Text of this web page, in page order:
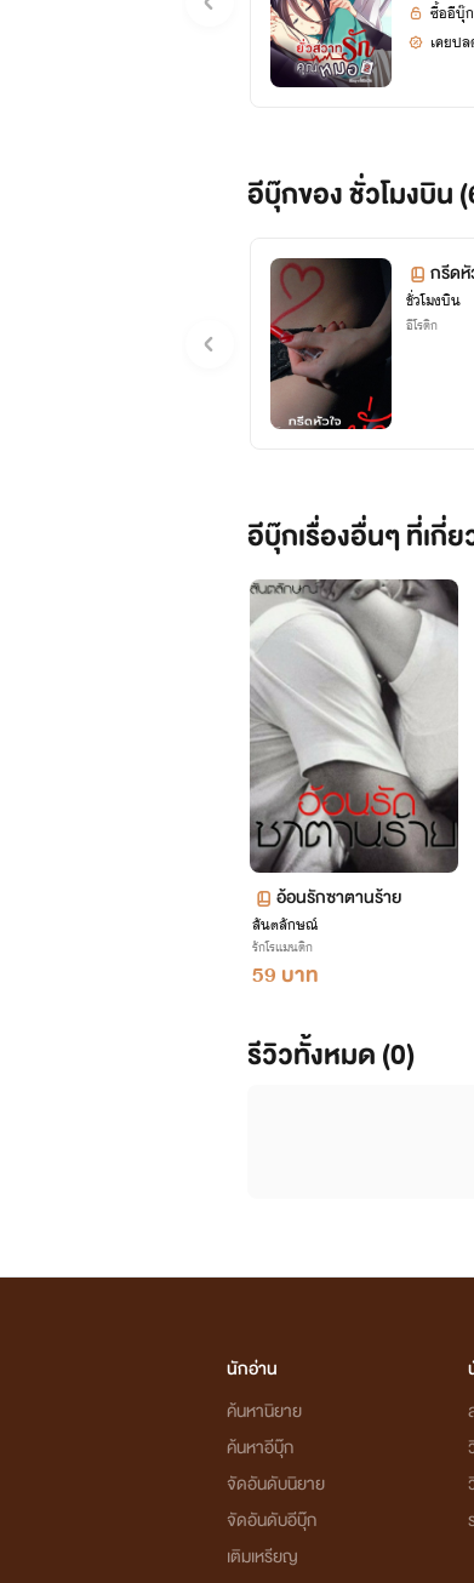
ซื้ออีบุ๊
เคยป
อีบุ๊กของ ชั่วโมงบิน
กรีด
ชั่วโมงบิน
อีโรติก
อีบุ๊กเรื่องอื่นๆ ที่เกี่ย
อ้อนรักซาตานร้าย
สันตลักษณ์
รักโรแมนติก
59 บาท
รีวิวทั้งหมด (0)
นักอ่าน
ค้นหานิยาย
ค้นหาอีบุ๊ก
จัดอันดับนิยาย
จัดอันดับอีบุ๊ก
เติมเหรียญ